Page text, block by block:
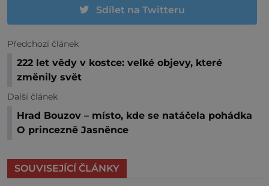
Sdílet na Twitteru
Předchozí článek
222 let vědy v kostce: velké objevy, které
změnily svět
Další článek
Hrad Bouzov – místo, kde se natáčela pohádka
O princezně Jasněnce
SOUVISEJÍCÍ ČLÁNKY